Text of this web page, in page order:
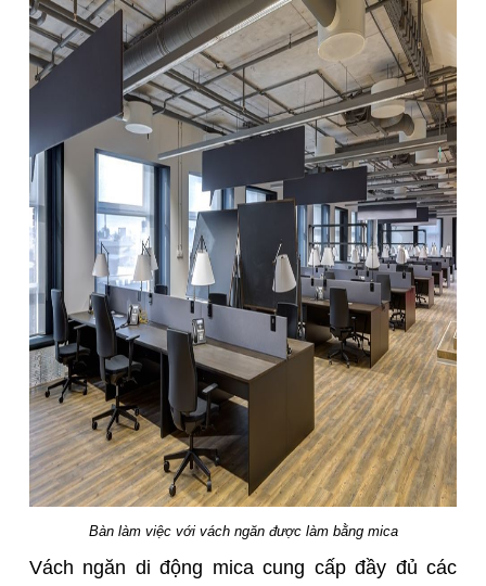
Bàn làm việc với vách ngăn được làm bằng mica
Vách ngăn di động mica cung cấp đầy đủ các